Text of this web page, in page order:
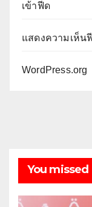
เข้าฟีด
แสดงความเห็น
WordPress.org
You missed